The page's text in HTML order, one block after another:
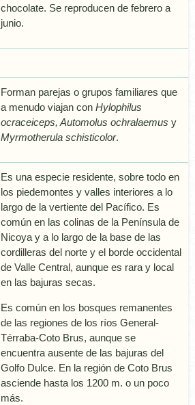
chocolate. Se reproducen de febrero a
junio.
Forman parejas o grupos familiares que
a menudo viajan con Hylophilus
ocraceiceps, Automolus ochralaemus y
Myrmotherula schisticolor.
Es una especie residente, sobre todo en
los piedemontes y valles interiores a lo
largo de la vertiente del Pacífico. Es
común en las colinas de la Península de
Nicoya y a lo largo de la base de las
cordilleras del norte y el borde occidental
de Valle Central, aunque es rara y local
en las bajuras secas.
Es común en los bosques remanentes
de las regiones de los ríos General-
Térraba-Coto Brus, aunque se
encuentra ausente de las bajuras del
Golfo Dulce. En la región de Coto Brus
asciende hasta los 1200 m. o un poco
más.